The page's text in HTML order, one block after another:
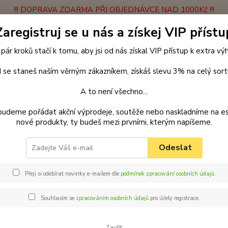
!!! DOPRAVA ZDARMA PŘI OBJEDNÁVCE NAD 1000Kč !!!
Vrácení zboží Obchodní podmínky Velkoobchodní spolupráce
Obojek z kůže
obojek z kůže hlazenice pro
jste
ten
se u nás a získej VIP
kroků stačí k tomu, aby jsi od nás získal VIP přístup k extra
se staneš naším věrným zákazníkem, získáš slevu 3% na celý
A to není všechno...
pořádat akční výprodeje, soutěže nebo naskladníme na
nové produkty, ty budeš mezi prvními, kterým napíšeme.
Odeslat
Přeji si odebírat novinky e-mailem dle podmínek zpracování osobních údajů.
Souhlasím se zpracováním osobních údajůpro účely registrace.